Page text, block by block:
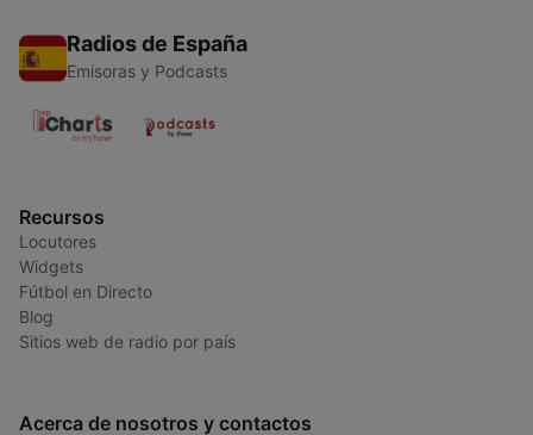
Radios de España
Emisoras y Podcasts
Recursos
Locutores
Widgets
Fútbol en Directo
Blog
Sitios web de radio por país
Acerca de nosotros y contactos